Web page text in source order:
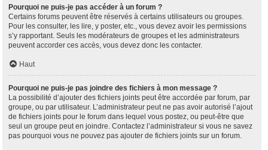
Pourquoi ne puis-je pas accéder à un forum ?
Certains forums peuvent être réservés à certains utilisateurs ou groupes.
Pour les consulter, les lire, y poster, etc., vous devez avoir les permissions
s’y rapportant. Seuls les modérateurs de groupes et les administrateurs
peuvent accorder ces accès, vous devez donc les contacter.
Haut
Pourquoi ne puis-je pas joindre des fichiers à mon message ?
La possibilité d’ajouter des fichiers joints peut être accordée par forum, par
groupe, ou par utilisateur. L’administrateur peut ne pas avoir autorisé l’ajout
de fichiers joints pour le forum dans lequel vous postez, ou peut-être que
seul un groupe peut en joindre. Contactez l’administrateur si vous ne savez
pas pourquoi vous ne pouvez pas ajouter de fichiers joints sur un forum.